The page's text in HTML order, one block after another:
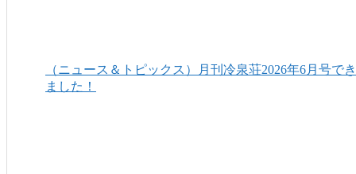
（ニュース＆トピックス）月刊冷泉荘2026年6月号でき
ました！